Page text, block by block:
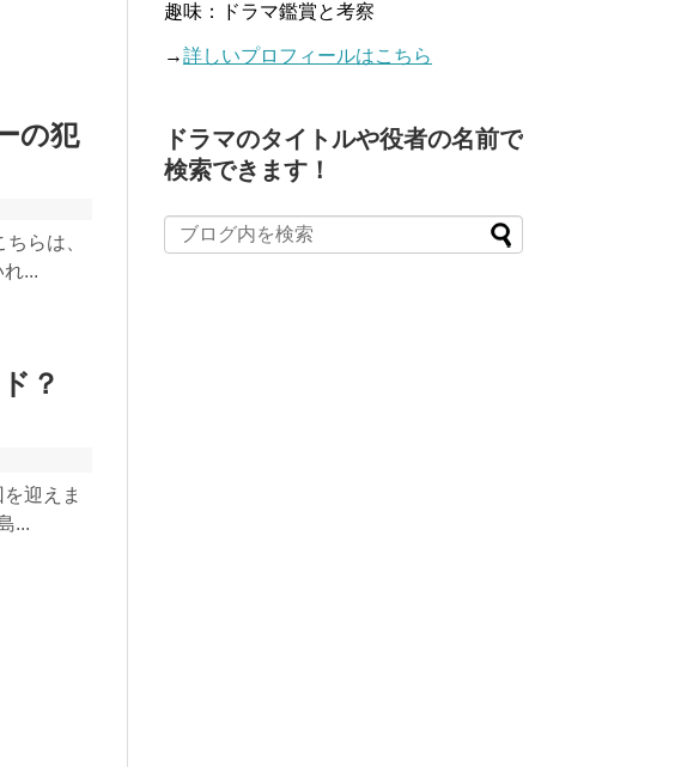
の犯
らは、
...
？
迎えま
...
趣味：ドラマ鑑賞と考察
→詳しいプロフィールはこちら
ドラマのタイトルや役者の名前で
検索できます！